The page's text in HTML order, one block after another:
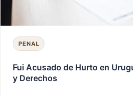
PENAL
Fui Acusado de Hurto en
y Derechos
y
Derechos